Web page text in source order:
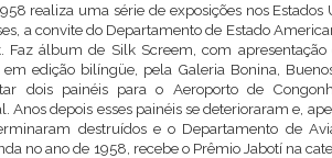
realiza uma série de exposições nos
a convite do Departamento de Estado
Faz álbum de Silk Screem, com
edição bilíngüe, pela Galeria Bonina,
dois painéis para o Aeroporto de
Anos depois esses painéis se deterioraram e,
destruídos e o Departamento de
no ano de 1958, recebe o Prêmio Jabotí na